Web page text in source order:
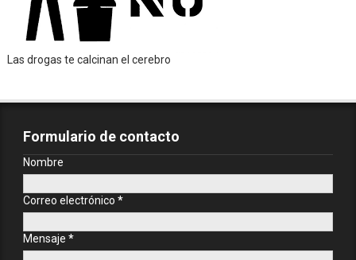
Las drogas te calcinan el cerebro
Formulario de contacto
Nombre
Correo electrónico *
Mensaje *